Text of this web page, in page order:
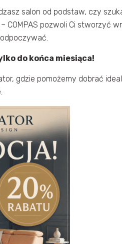
salon od podstaw, czy
COMPAS pozwoli Ci stworzyć
do końca miesiąca!
gdzie pomożemy dobrać